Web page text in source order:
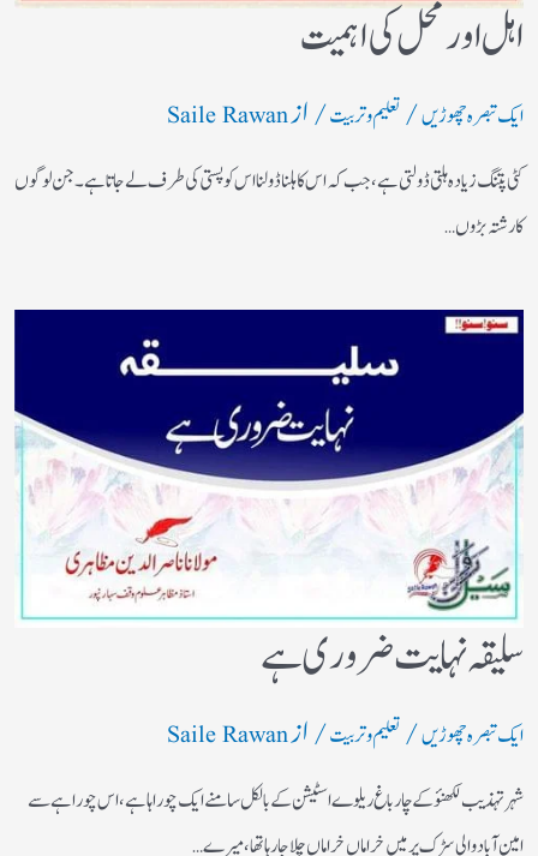
اہل اورمحل کی اہمیت
ایک تبصرہ چھوڑیں/ تعلیم و تربیت/ ازSaile Rawan
کٹی پتنگ زیادہ ہلتی ڈولتی ہے ، جب کہ اس کا ہلنا ڈولنا اس کو پستی کی طرف لے جاتا ہے۔جن لوگوں
کا رشتہ بڑوں…
سلیقہ نہایت ضروری ہے
ایک تبصرہ چھوڑیں/ تعلیم و تربیت/ ازSaile Rawan
شہر تہذیب لکھنؤکے چارباغ ریلوے اسٹیشن کے بالکل سامنے ایک چوراہا ہے ،اس چوراہے سے
امین آباد والی سڑک پرمیں خراماں خراماں چلاجا رہا تھا،میرے…